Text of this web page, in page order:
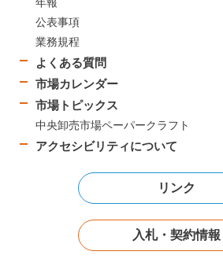
公表事項
業務規程
よくある質問
市場カレンダー
市場トピックス
中央卸売市場ペーパークラフト
アクセシビリティについて
リンク
入札・契約情報